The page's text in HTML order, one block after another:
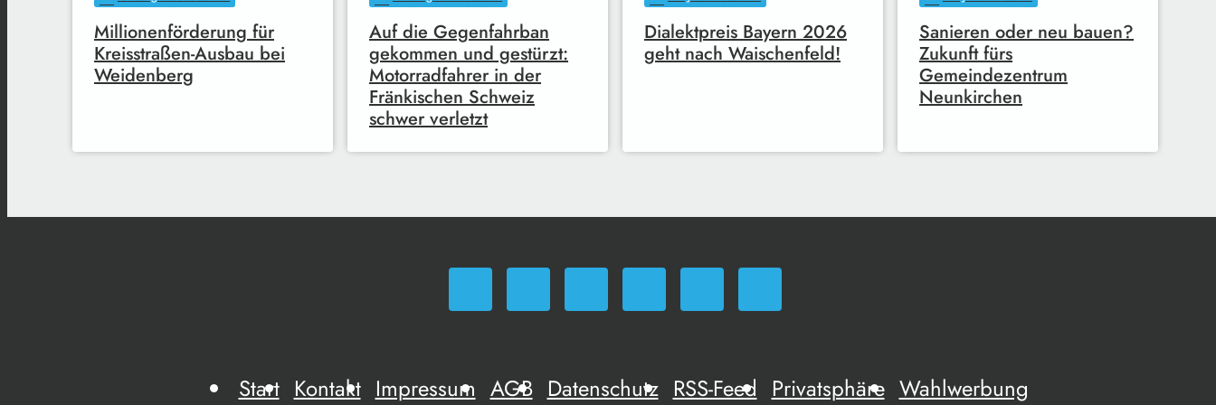
Millionenförderung für
Kreisstraßen-Ausbau bei
Weidenberg
Auf die Gegenfahrban
gekommen und gestürzt:
Motorradfahrer in der
Fränkischen Schweiz
schwer verletzt
Dialektpreis Bayern 2026
geht nach Waischenfeld!
Sanieren oder neu bauen?
Zukunft fürs
Gemeindezentrum
Neunkirchen
Start Kontakt Impressum AGB Datenschutz RSS-Feed Privatsphäre Wahlwerbung